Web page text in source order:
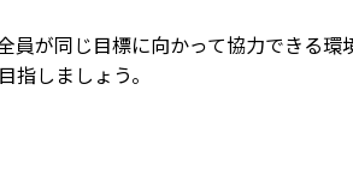
が同じ目標に向かって協力できる環
しましょう。